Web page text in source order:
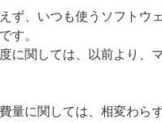
ず、いつも使うソフトウ
す。
に関しては、以前より、
量に関しては、相変わら